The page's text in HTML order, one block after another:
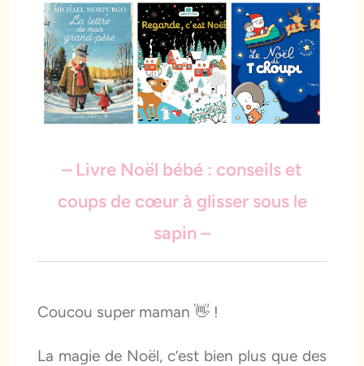
– Livre Noël bébé : conseils et
coups de cœur à glisser sous le
sapin –
Coucou super maman 👋 !
La magie de Noël, c’est bien plus que des